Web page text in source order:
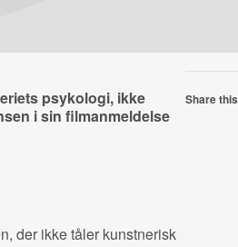
psykologi, ikke
i sin filmanmeldelse
der ikke tåler kunstnerisk
Share this